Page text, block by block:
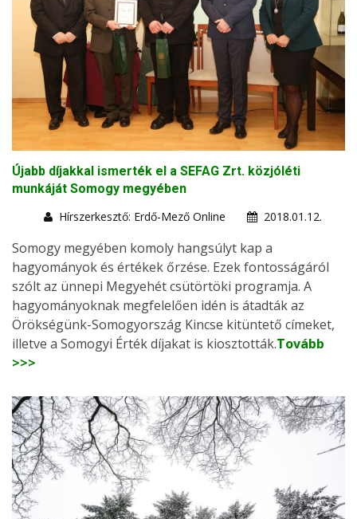
Újabb díjakkal ismerték el a SEFAG Zrt. közjóléti
munkáját Somogy megyében
Hírszerkesztő: Erdő-Mező Online
2018.01.12.
Somogy megyében komoly hangsúlyt kap a
hagyományok és értékek őrzése. Ezek fontosságáról
szólt az ünnepi Megyehét csütörtöki programja. A
hagyományoknak megfelelően idén is átadták az
Örökségünk-Somogyország Kincse kitüntető címeket,
illetve a Somogyi Érték díjakat is kiosztották.Tovább
>>>